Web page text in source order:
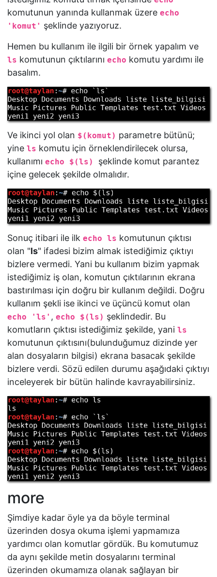
komutunun yanında kullanmak üzere echo
'komut' şeklinde yazıyoruz.
Hemen bu kullanım ile ilgili bir örnek yapalım ve
ls komutunun çıktılarını echo komutu yardımı ile
basalım.
Ve ikinci yol olan $(komut) parametre bütünü;
yine ls komutu için örneklendirilecek olursa,
kullanımı echo $(ls) şeklinde komut parantez
içine gelecek şekilde olmalıdır.
Sonuç itibari ile ilk echo ls komutunun çıktısı
olan "ls" ifadesi bizim almak istediğimiz çıktıyı
bizlere vermedi. Yani bu kullanım bizim yapmak
istediğimiz iş olan, komutun çıktılarının ekrana
bastırılması için doğru bir kullanım değildi. Doğru
kullanım şekli ise ikinci ve üçüncü komut olan
echo 'ls' , echo $(ls) şeklindedir. Bu
komutların çıktısı istediğimiz şekilde, yani ls
komutunun çıktısını(bulunduğumuz dizinde yer
alan dosyaların bilgisi) ekrana basacak şekilde
bizlere verdi. Sözü edilen durumu aşağıdaki çıktıyı
inceleyerek bir bütün halinde kavrayabilirsiniz.
more
Şimdiye kadar öyle ya da böyle terminal
üzerinden dosya okuma işlemi yapmamıza
yardımcı olan komutlar gördük. Bu komutumuz
da aynı şekilde metin dosyalarını terminal
üzerinden okumamıza olanak sağlayan bir